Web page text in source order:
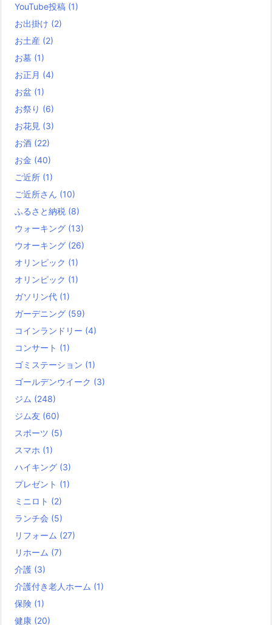
YouTube投稿 (1)
お出掛け (2)
お土産 (2)
お墓 (1)
お正月 (4)
お盆 (1)
お祭り (6)
お花見 (3)
お酒 (22)
お金 (40)
ご近所 (1)
ご近所さん (10)
ふるさと納税 (8)
ウォーキング (13)
ウオーキング (26)
オリンピック (1)
オリンピック (1)
ガソリン代 (1)
ガーデニング (59)
コインランドリー (4)
コンサート (1)
ゴミステーション (1)
ゴールデンウイーク (3)
ジム (248)
ジム友 (60)
スポーツ (5)
スマホ (1)
ハイキング (3)
プレゼント (1)
ミニロト (2)
ランチ会 (5)
リフォーム (27)
リホーム (7)
介護 (3)
介護付き老人ホーム (1)
保険 (1)
健康 (20)